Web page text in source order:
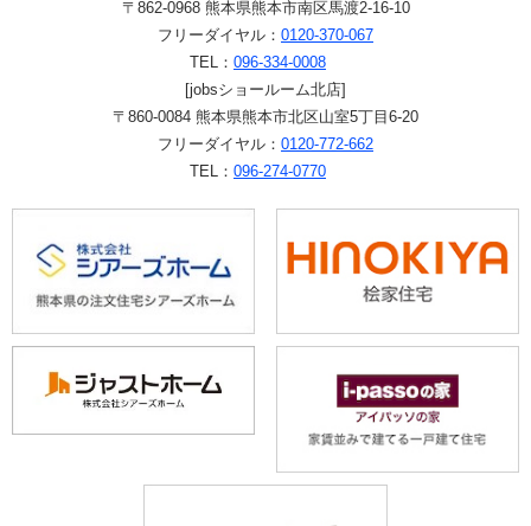
〒862-0968 熊本県熊本市南区馬渡2-16-10
フリーダイヤル： 0120-370-067
TEL： 096-334-0008
[jobsショールーム北店]
〒860-0084 熊本県熊本市北区山室5丁目6-20
フリーダイヤル： 0120-772-662
TEL： 096-274-0770